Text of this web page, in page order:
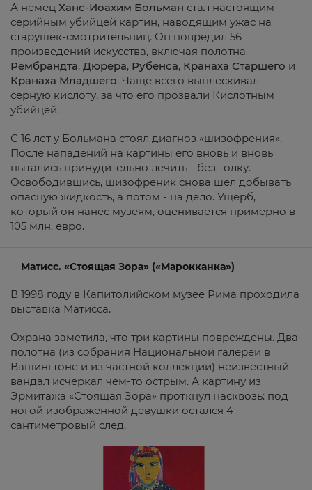
А немец Ханс-Иоахим Больман стал настоящим
серийным убийцей картин, наводящим ужас на
старушек-смотрительниц. Он повредил 56
произведений искусства, включая полотна
Рембрандта, Дюрера, Рубенса, Кранаха Старшего и
Кранаха Младшего. Чаще всего выплескивал
серную кислоту, за что его прозвали Кислотным
убийцей.
С 16 лет у Больмана стоял диагноз «шизофрения».
После нападений на картины его вновь и вновь
пытались принудительно лечить - без толку.
Освободившись, шизофреник снова шел добывать
опасную жидкость, а потом - на дело. Ущерб,
который он нанес музеям, оценивается примерно в
105 млн. евро.
Матисс. «Стоящая Зора» («Марокканка»)
В 1998 году в Капитолийском музее Рима проходила
выставка Матисса.
Охрана заметила, что три картины повреждены. Два
полотна (из собрания Национальной галереи в
Вашингтоне и из частной коллекции) неизвестный
вандал исчеркал чем-то острым. А картину из
Эрмитажа «Стоящая Зора» проткнул насквозь: под
ногой изображенной девушки остался 4-
сантиметровый след.